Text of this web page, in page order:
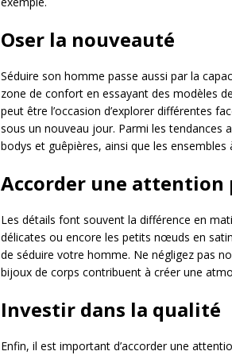
Oser la nouveauté
Séduire son homme passe aussi par la
zone de confort en essayant des modèles
peut être l’occasion d’explorer différentes
sous un nouveau jour. Parmi les tendances
bodys et guêpières, ainsi que les ensembles
Accorder une
Les détails font souvent la différence en
délicates ou encore les petits nœuds en
de séduire votre homme. Ne négligez pas
bijoux de corps contribuent à créer une
Investir dans la qualité
Enfin, il est important d’accorder une